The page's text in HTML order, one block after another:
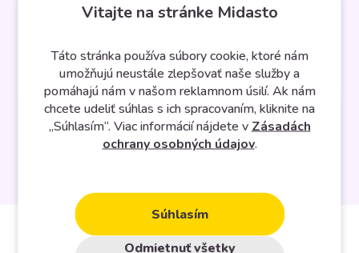
analytické nástroje používame na dosahovanie lepších
výsledkov a na sledovanie výsledkov online
kampane, výsledkov organického vyhľadávania či
stavu webu. Čo je autorita domény? Metrika autorita
domény, teda Domain Authority, predpovedá silu
webu a to, ako sa môže e-shop alebo web
umiestňovať vo vyhľadávaní a dá sa zistiť […]
Vitajte na stránke Midasto
Táto stránka používa súbory cookie, ktoré nám
umožňujú neustále zlepšovať naše služby a
pomáhajú nám v našom reklamnom úsilí. Ak nám
chcete udeliť súhlas s ich spracovaním, kliknite na
„Súhlasím“. Viac informácií nájdete vZásadách
ochrany osobných údajov.
Súhlasím
Odmietnuť všetky